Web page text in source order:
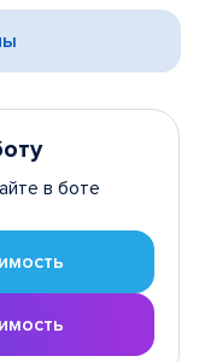
в боте